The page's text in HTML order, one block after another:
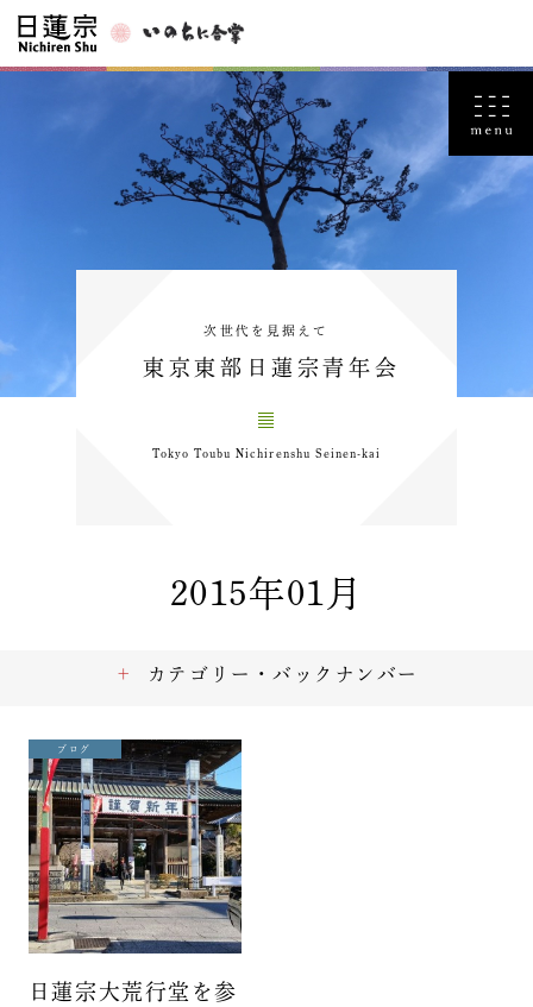
次世代を見据えて
東京東部日蓮宗青年会
Tokyo Toubu Nichirenshu Seinen-kai
2015年01月
ブログ
日蓮宗大荒行堂を参
カテゴリー・バックナンバー